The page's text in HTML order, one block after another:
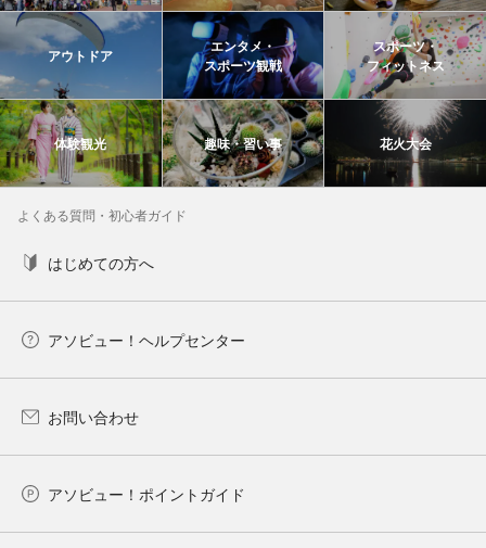
アウトドア
エンタメ・
スポーツ観戦
スポーツ・
フィットネス
体験観光 趣味・習い事 花火大会
よくある質問・初心者ガイド
はじめての方へ
アソビュー！ヘルプセンター
お問い合わせ
アソビュー！ポイントガイド